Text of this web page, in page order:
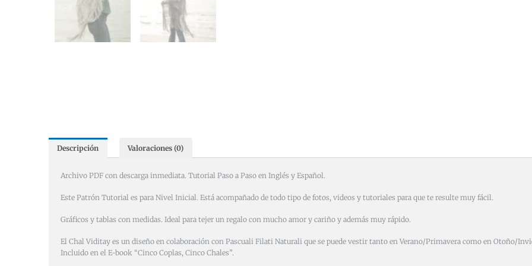
Descripción Valoraciones (0)
Archivo PDF con descarga inmediata. Tutorial Paso a Paso en Inglés y Español.
Este Patrón Tutorial es para Nivel Inicial. Está acompañado de todo tipo de fotos, videos y tutoriales para que te resulte muy fácil.
Gráficos y tablas con medidas. Ideal para tejer un regalo con mucho amor y cariño y además muy rápido.
El Chal Viditay es un diseño en colaboración con Pascuali Filati Naturali que se puede vestir tanto en Verano/Primavera como en Otoño/
Incluido en el E-book “Cinco Coplas, Cinco Chales”.